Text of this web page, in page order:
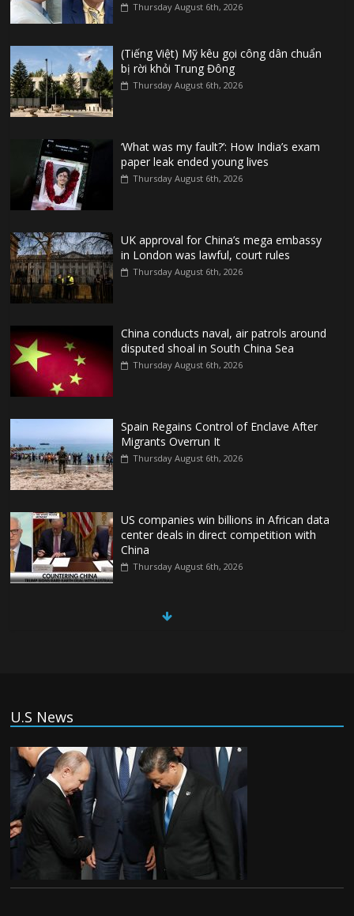
Thursday August 6th, 2026
(Tiếng Việt) Mỹ kêu gọi công dân chuẩn
bị rời khỏi Trung Đông
Thursday August 6th, 2026
‘What was my fault?’: How India’s exam
paper leak ended young lives
Thursday August 6th, 2026
UK approval for China’s mega embassy
in London was lawful, court rules
Thursday August 6th, 2026
China conducts naval, air patrols around
disputed shoal in South China Sea
Thursday August 6th, 2026
Spain Regains Control of Enclave After
Migrants Overrun It
Thursday August 6th, 2026
US companies win billions in African data
center deals in direct competition with
China
Thursday August 6th, 2026
China, Russia, Iran and North Korea
(Tiếng Việt) Trung Quốc va chạm với
Philippines trong khi vẫn cứu thuyền viên
Việt Nam, vì sao?
Tuesday August 4th, 2026
(Tiếng Việt) Ba người thiệt mạng khi bom
U.S News